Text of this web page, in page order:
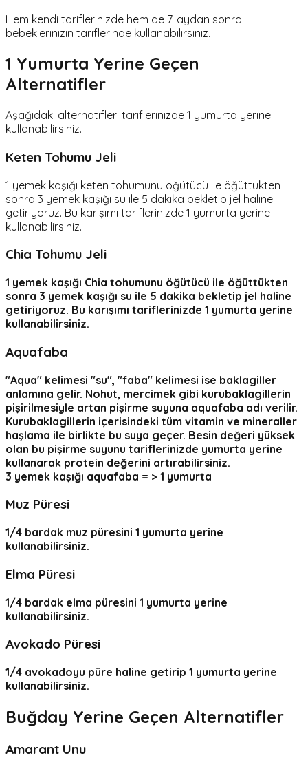
Hem kendi tariflerinizde hem de 7. aydan sonra
bebeklerinizin tariflerinde kullanabilirsiniz.
1 Yumurta Yerine Geçen
Alternatifler
Aşağıdaki alternatifleri tariflerinizde 1 yumurta yerine
kullanabilirsiniz.
Keten Tohumu Jeli
1 yemek kaşığı keten tohumunu öğütücü ile öğüttükten
sonra 3 yemek kaşığı su ile 5 dakika bekletip jel haline
getiriyoruz. Bu karışımı tariflerinizde 1 yumurta yerine
kullanabilirsiniz.
Chia Tohumu Jeli
1 yemek kaşığı Chia tohumunu öğütücü ile öğüttükten
sonra 3 yemek kaşığı su ile 5 dakika bekletip jel haline
getiriyoruz. Bu karışımı tariflerinizde 1 yumurta yerine
kullanabilirsiniz.
Aquafaba
"Aqua" kelimesi "su", "faba" kelimesi ise baklagiller
anlamına gelir. Nohut, mercimek gibi kurubaklagillerin
pişirilmesiyle artan pişirme suyuna aquafaba adı verilir.
Kurubaklagillerin içerisindeki tüm vitamin ve mineraller
haşlama ile birlikte bu suya geçer. Besin değeri yüksek
olan bu pişirme suyunu tariflerinizde yumurta yerine
kullanarak protein değerini artırabilirsiniz.
3 yemek kaşığı aquafaba = > 1 yumurta
Muz Püresi
1/4 bardak muz püresini 1 yumurta yerine
kullanabilirsiniz.
Elma Püresi
1/4 bardak elma püresini 1 yumurta yerine
kullanabilirsiniz.
Avokado Püresi
1/4 avokadoyu püre haline getirip 1 yumurta yerine
kullanabilirsiniz.
Buğday Yerine Geçen Alternatifler
Amarant Unu